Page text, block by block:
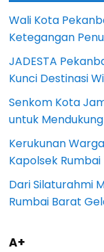
Wali Kota
Ketegangan
JADESTA
Kunci Destinasi
Senkom Kota
untuk
Kerukunan
Kapolsek
Dari Silaturahmi
Rumbai Barat
A+